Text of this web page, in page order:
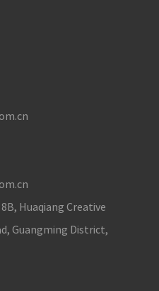
Huaqiang Creative
Guangming District,